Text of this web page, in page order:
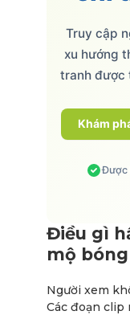
Truy cập
xu hướng
tranh được
Khám
Được
Điều gì
mộ
Người xem
Các đoạn clip